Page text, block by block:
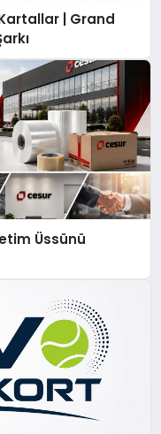
Kartallar | Grand
Üssünü